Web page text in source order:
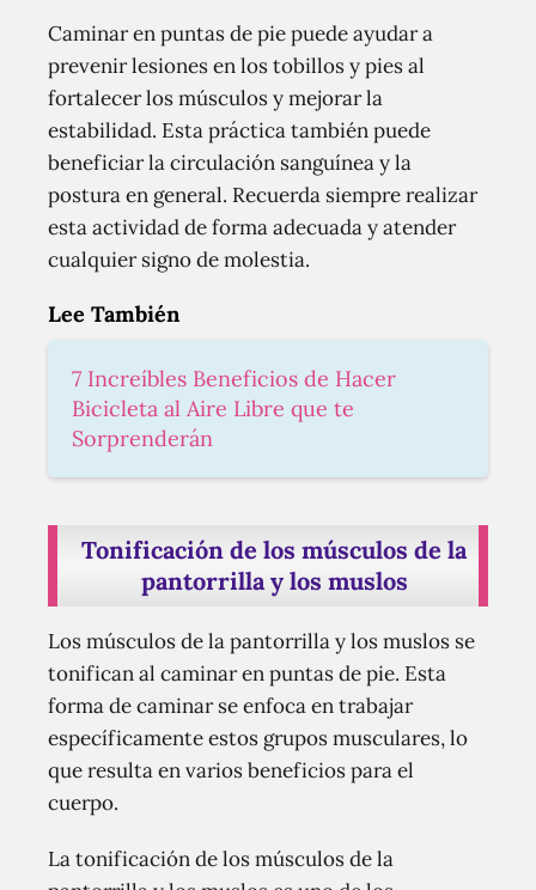
Caminar en puntas de pie puede ayudar a
prevenir lesiones en los tobillos y pies al
fortalecer los músculos y mejorar la
estabilidad. Esta práctica también puede
beneficiar la circulación sanguínea y la
postura en general. Recuerda siempre realizar
esta actividad de forma adecuada y atender
cualquier signo de molestia.
Lee También
7 Increíbles Beneficios de Hacer
Bicicleta al Aire Libre que te
Sorprenderán
Tonificación de los músculos de la
pantorrilla y los muslos
Los músculos de la pantorrilla y los muslos se
tonifican al caminar en puntas de pie. Esta
forma de caminar se enfoca en trabajar
específicamente estos grupos musculares, lo
que resulta en varios beneficios para el
cuerpo.
La tonificación de los músculos de la